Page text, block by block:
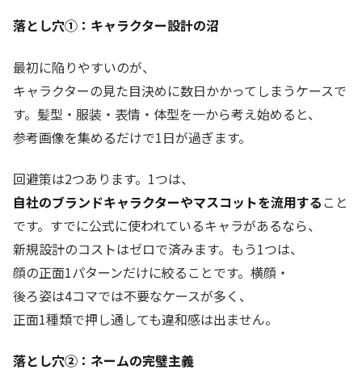
落とし穴①：キャラクター設計の沼
最初に陥りやすいのが、
キャラクターの見た目決めに数日かかってしまうケースで
す。髪型・服装・表情・体型を一から考え始めると、
参考画像を集めるだけで1日が過ぎます。
回避策は2つあります。1つは、
自社のブランドキャラクターやマスコットを流用する こと
です。すでに公式に使われているキャラがあるなら、
新規設計のコストはゼロで済みます。もう1つは、
顔の正面1パターンだけに絞ることです。横顔・
後ろ姿は4コマでは不要なケースが多く、
正面1種類で押し通しても違和感は出ません。
落とし穴②：ネームの完璧主義